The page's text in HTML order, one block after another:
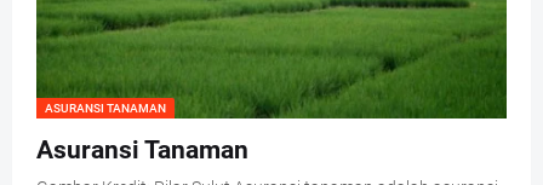
ASURANSI TANAMAN
Asuransi Tanaman